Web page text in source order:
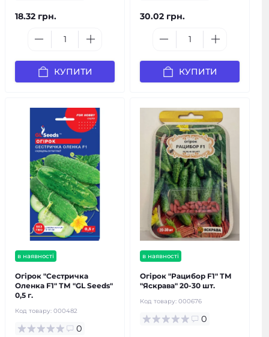
18.32 грн.
КУПИТИ
30.02 грн.
КУПИТИ
в наявності
Огірок "Сестричка
Оленка F1" ТМ "GL Seeds"
0,5 г.
Код товару: 000482
0
в наявності
Огірок "Рацибор F1" ТМ
"Яскрава" 20-30 шт.
Код товару: 000676
0